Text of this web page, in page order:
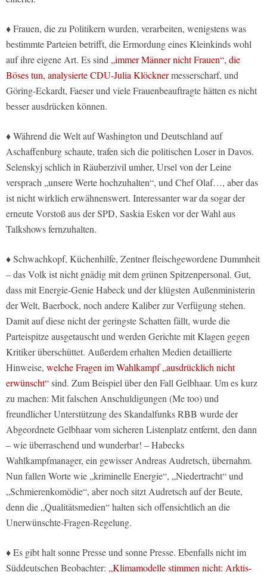
♦ Frauen, die zu Politikern wurden, verarbeiten, wenigstens was
bestimmte Parteien betrifft, die Ermordung eines Kleinkinds wohl
auf ihre eigene Art. Es sind„immer Männer nicht Frauen“, die
Böses tun, analysierte CDU-Julia Klöcknermesserscharf, und
Göring-Eckardt, Faeser und viele Frauenbeauftragte hätten es nicht
besser ausdrücken können.
♦ Während die Welt auf Washington und Deutschland auf
Aschaffenburg schaute, trafen sich die politischen Loser in Davos.
Selenskyj schlich in Räuberzivil umher, Ursel von der Leine
versprach „unsere Werte hochzuhalten“, und Chef Olaf…, aber das
ist nicht wirklich erwähnenswert. Interessanter war da sogar der
erneute Vorstoß aus der SPD, Saskia Esken vor der Wahl aus
Talkshows fernzuhalten.
♦ Schwachkopf, Küchenhilfe, Zentner fleischgewordene Dummheit
– das Volk ist nicht gnädig mit dem grünen Spitzenpersonal. Gut,
dass mit Energie-Genie Habeck und der klügsten Außenministerin
der Welt, Baerbock, noch andere Kaliber zur Verfügung stehen.
Damit auf diese nicht der geringste Schatten fällt, wurde die
Parteispitze ausgetauscht und werden Gerichte mit Klagen gegen
Kritiker überschüttet. Außerdem erhalten Medien detaillierte
Hinweise, welche Fragen im Wahlkampf „ausdrücklich nicht
erwünscht“sind. Zum Beispiel über den Fall Gelbhaar. Um es kurz
zu machen: Mit falschen Anschuldigungen (Me too) und
freundlicher Unterstützung des Skandalfunks RBB wurde der
Abgeordnete Gelbhaar vom sicheren Listenplatz entfernt, den dann
– wie überraschend und wunderbar! – Habecks
Wahlkampfmanager, ein gewisser Andreas Audretsch, übernahm.
Nun fallen Worte wie „kriminelle Energie“, „Niedertracht“ und
„Schmierenkomödie“, aber noch sitzt Audretsch auf der Beute,
denn die „Qualitätsmedien“ halten sich offensichtlich an die
Unerwünschte-Fragen-Regelung.
♦ Es gibt halt sonne Presse und sonne Presse. Ebenfalls nicht im
Süddeutschen Beobachter: „Klimamodelle stimmen nicht: Arktis-